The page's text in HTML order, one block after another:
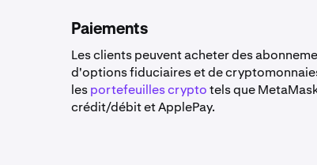
Paiements
Les clients peuvent acheter des
d'options fiduciaires et de
lesportefeuilles cryptotels que
crédit/débit et ApplePay.